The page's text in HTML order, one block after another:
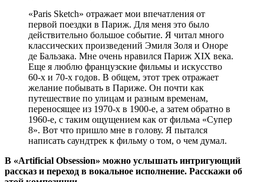
«Paris Sketch» отражает мои впечатления от
первой поездки в Париж. Для меня это было
действительно большое событие. Я читал много
классических произведений Эмиля Золя и Оноре
де Бальзака. Мне очень нравился Париж XIX века.
Еще я люблю французские фильмы и искусство
60-х и 70-х годов. В общем, этот трек отражает
желание побывать в Париже. Он почти как
путешествие по улицам и разным временам,
переносящее из 1970-х в 1900-е, а затем обратно в
1960-е, с таким ощущением как от фильма «Супер
8». Вот что пришло мне в голову. Я пытался
написать саундтрек к фильму о том, о чем думал.
В «Artificial Obsession» можно услышать интригующий
рассказ и переход в вокальное исполнение. Расскажи об